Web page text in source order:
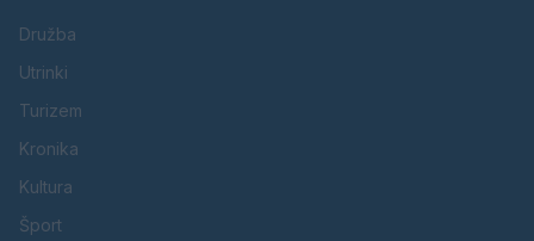
Družba
Utrinki
Turizem
Kronika
Kultura
Šport